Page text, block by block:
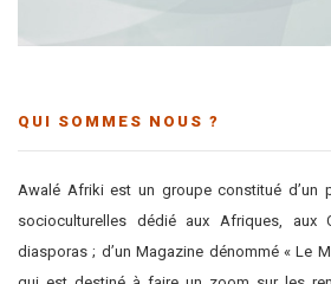
QUI SOMMES NOUS ?
Awalé Afriki est un groupe constitué d’un
socioculturelles dédié aux Afriques, aux
diasporas ; d’un Magazine dénommé « Le